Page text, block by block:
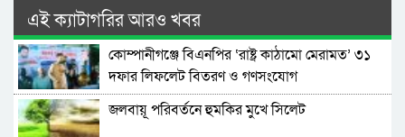
এই ক্যাটাগরির আরও খবর
কোম্পানীগঞ্জে বিএনপির ‘রাষ্ট্র কাঠামো মেরামত’ ৩১
দফার লিফলেট বিতরণ ও গণসংযোগ
জলবায়ূ পরিবর্তনে হুমকির মুখে সিলেট